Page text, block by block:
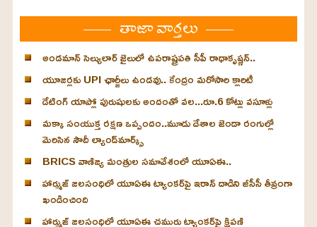
తాజా వార్తలు
అండమాన్ సెల్యులార్ జైలులో ఉపరాష్ట్రపతి సీపీ రాధాకృష్ణన్..
యూజర్లకు UPI ఛార్జీలు ఉండవు.. కేంద్రం మరోసారి క్లారిటీ
డేటింగ్ యాప్లో పురుషులకు అందంతో వల...రూ.6 కోట్లు వసూళ్లు
మక్కా సంయుక్త రక్షణ ఒప్పందం..మూడు దేశాల జెండా రంగుల్లో
మెరిసిన సౌదీ ల్యాండ్‌మార్క్స్
BRICS వాణిజ్య మంత్రుల సమావేశంలో యూఏఈ..
హార్ముజ్ జలసంధిలో యూఏఈ ట్యాంకర్‌పై ఇరాన్ దాడిని జీసీసీ తీవ్రంగా
ఖండించింది
హార్ముజ్ జలసంధిలో యూఏఈ చమురు ట్యాంకర్‌పై క్షిపణి